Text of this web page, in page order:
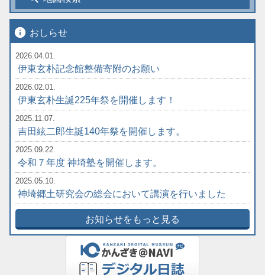
info おしらせ
2026.04.01.
伊東玄朴記念館整備寄附のお願い
2026.02.01.
伊東玄朴生誕225年祭を開催します！
2025.11.07.
吉田絃二郎生誕140年祭を開催します。
2025.09.22.
令和７年度 神埼塾を開催します。
2025.05.10.
神埼郷土研究会の総会において講演を行いました
お知らせをもっと見る